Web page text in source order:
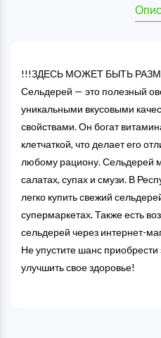
!!!ЗДЕСЬ МОЖЕТ БЫТЬ
Сельдерей — это полезный
уникальными вкусовыми
свойствами. Он богат
клетчаткой, что делает его
любому рациону. Сельдерей
салатах, супах и смузи. В
легко купить свежий
супермаркетах. Также есть
сельдерей через интернет-
Не упустите шанс
улучшить свое здоровье!